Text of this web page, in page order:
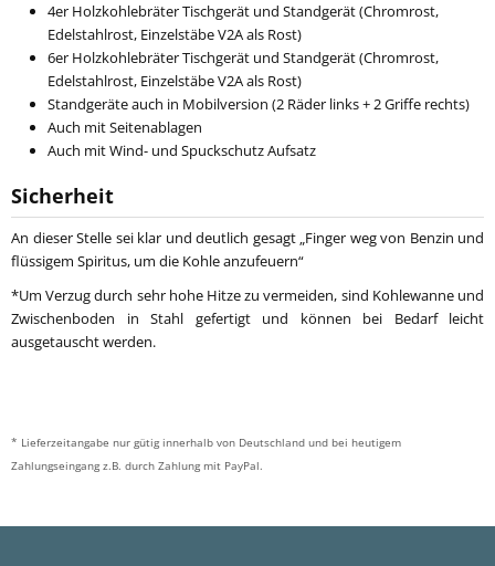
4er Holzkohlebräter Tischgerät und Standgerät (Chromrost,
Edelstahlrost, Einzelstäbe V2A als Rost)
6er Holzkohlebräter Tischgerät und Standgerät (Chromrost,
Edelstahlrost, Einzelstäbe V2A als Rost)
Standgeräte auch in Mobilversion (2 Räder links + 2 Griffe rechts)
Auch mit Seitenablagen
Auch mit Wind- und Spuckschutz Aufsatz
Sicherheit
An dieser Stelle sei klar und deutlich gesagt „Finger weg von Benzin und
flüssigem Spiritus, um die Kohle anzufeuern“
*Um Verzug durch sehr hohe Hitze zu vermeiden, sind Kohlewanne und
Zwischenboden in Stahl gefertigt und können bei Bedarf leicht
ausgetauscht werden.
* Lieferzeitangabe nur gütig innerhalb von Deutschland und bei heutigem
Zahlungseingang z.B. durch Zahlung mit PayPal.